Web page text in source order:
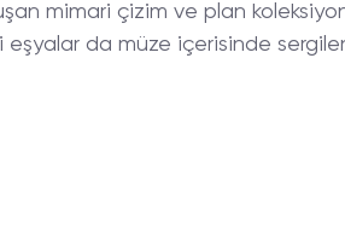
mimari çizim ve plan
da müze içerisinde